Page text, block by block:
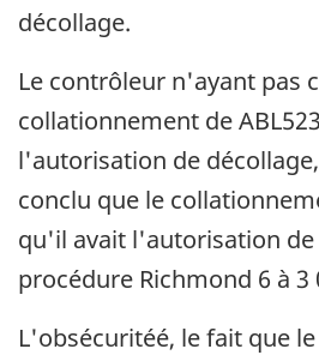
décollage.
Le contrôleur n'ayant pas
collationnement de
l'autorisation de
conclu que le
qu'il avait l'autorisation de
procédure Richmond 6 à 3
L'obsécuritéé, le fait que